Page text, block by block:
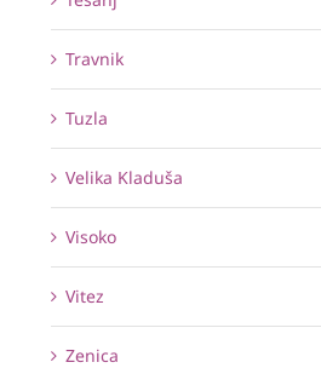
Travnik
Tuzla
Velika Kladuša
Visoko
Vitez
Zenica